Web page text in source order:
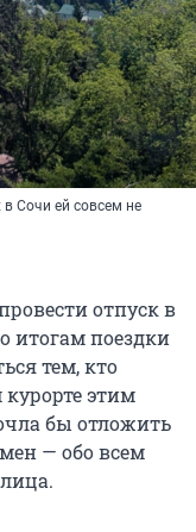
Сочи ей совсем не
отпуск в
итогам поездки
тем, кто
этим
бы отложить
— обо всем